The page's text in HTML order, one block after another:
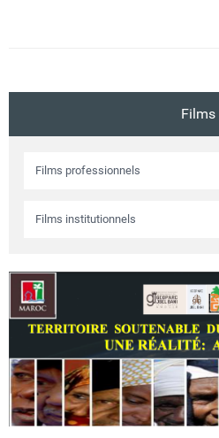
Films
Films professionnels
Films institutionnels